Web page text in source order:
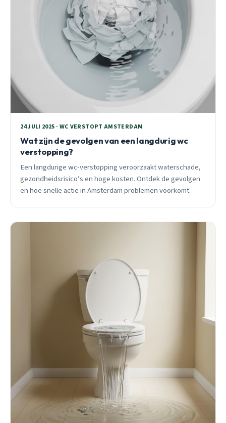
24 JULI 2025 · WC VERSTOPT AMSTERDAM
Wat zijn de gevolgen van een langdurig wc
verstopping?
Een langdurige wc-verstopping veroorzaakt waterschade,
gezondheidsrisico’s en hoge kosten. Ontdek de gevolgen
en hoe snelle actie in Amsterdam problemen voorkomt.